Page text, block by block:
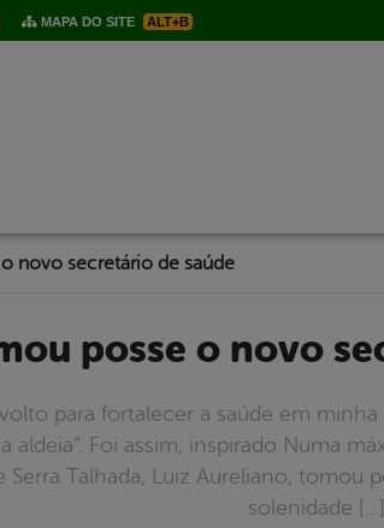
MAPA DO SITE ALT+B
novo secretário de saúde
posse o novo
para fortalecer a saúde em
aldeia”. Foi assim, inspirado Numa
Serra Talhada, Luiz Aureliano, tomou
solenidade […]